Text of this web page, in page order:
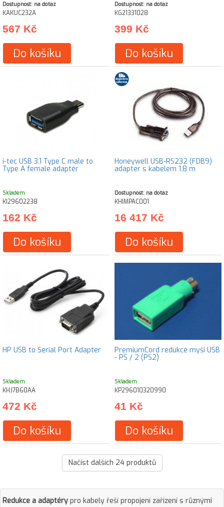
Dostupnost: na dotaz
KAKUC232A
567 Kč
Do košíku
Dostupnost: na dotaz
KG21331028
399 Kč
Do košíku
i-tec USB 3.1 Type C male to
Type A female adaptér
Skladem
KI29602238
162 Kč
Do košíku
Honeywell USB-RS232 (FDB9)
adapter s kabelem 1,8 m
Dostupnost: na dotaz
KHIMPAC001
16 417 Kč
Do košíku
HP USB to Serial Port Adapter
Skladem
KHJ7B60AA
472 Kč
Do košíku
PremiumCord redukce myši USB
- PS / 2 (PS2)
Skladem
KP296010320990
41 Kč
Do košíku
Načíst dalších 24produktů
Redukce a adaptéry pro kabely řeší propojení zařízení s různými